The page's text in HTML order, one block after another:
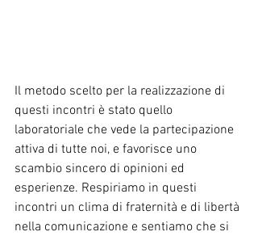
Il metodo scelto per la realizzazione di
questi incontri è stato quello
laboratoriale che vede la partecipazione
attiva di tutte noi, e favorisce uno
scambio sincero di opinioni ed
esperienze. Respiriamo in questi
incontri un clima di fraternità e di libertà
nella comunicazione e sentiamo che si